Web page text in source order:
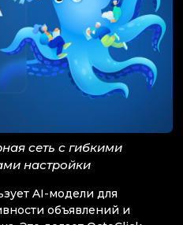
сеть с гибкими
настройки
AI-модели для
объявлений и